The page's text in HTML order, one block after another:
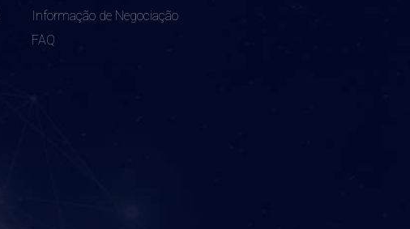
Informação de Negociação
FAQ